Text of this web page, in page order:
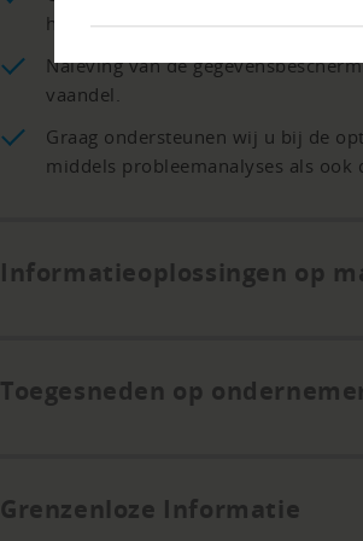
hierover.
Naleving van de
vaandel.
Graag ondersteunen wij u bij de
middels probleemanalyses als
Informatieoplossingen op
Toegesneden op
Grenzenloze Informatie